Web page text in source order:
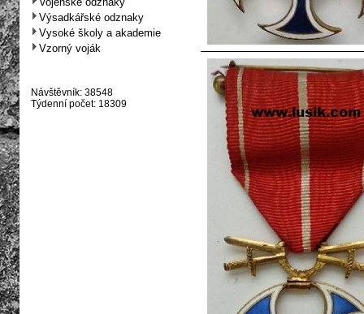
Výsadkářské odznaky
Vysoké školy a akademie
Vzorný voják
Návštěvník: 38548
Týdenní počet: 18309